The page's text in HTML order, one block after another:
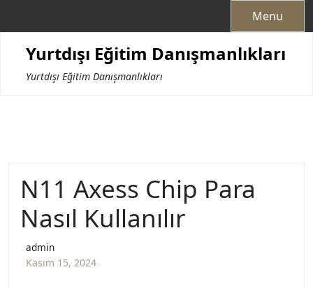
Menu
Yurtdışı Eğitim Danışmanlıkları
Yurtdışı Eğitim Danışmanlıkları
N11 Axess Chip Para
Nasıl Kullanılır
admin
Kasım 15, 2024